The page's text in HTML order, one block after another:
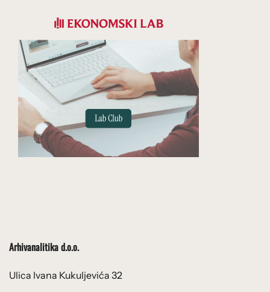
Arhivanalitika d.o.o.
Ulica Ivana Kukuljevića 32